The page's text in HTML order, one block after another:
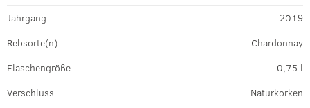
Jahrgang
2019
Rebsorte(n)
Chardonnay
Flaschengröße
0,75 l
Verschluss
Naturkorken